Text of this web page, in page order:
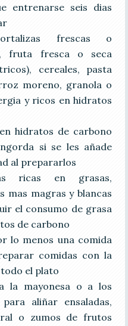
entrenarse seis dias
frescas o
fruta fresca o seca
cereales, pasta
moreno, granola o
y ricos en hidratos
hidratos de carbono
si se les añade
al prepararlos
ricas en grasas,
mas magras y blancas
el consumo de grasa
de carbono
lo menos una comida
comidas con la
el plato
la mayonesa o a los
aliñar ensaladas,
o zumos de frutos